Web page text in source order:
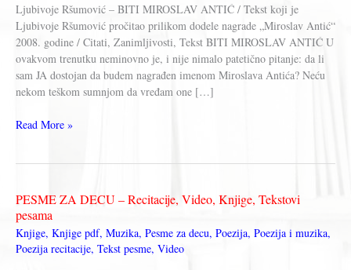
Ljubivoje Ršumović – BITI MIROSLAV ANTIĆ / Tekst koji je
Ljubivoje Ršumović pročitao prilikom dodele nagrade „Miroslav Antić“
2008. godine / Citati, Zanimljivosti, Tekst BITI MIROSLAV ANTIĆ U
ovakvom trenutku neminovno je, i nije nimalo patetično pitanje: da li
sam JA dostojan da budem nagrađen imenom Miroslava Antića? Neću
nekom teškom sumnjom da vređam one […]
Ljubivoje
ANTIĆ
Read More »
PESME ZA DECU – Recitacije, Video, Knjige, Tekstovi
pesama
Knjige, Knjige pdf, Muzika, Pesme za decu, Poezija, Poezija i muzika,
Poezija recitacije, Tekst pesme, Video